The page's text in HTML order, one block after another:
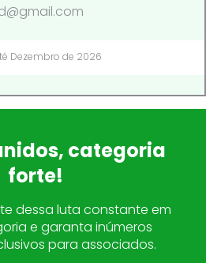
Dezembro de 2026
categoria
forte!
dessa luta constante em
e garanta inúmeros
para associados.